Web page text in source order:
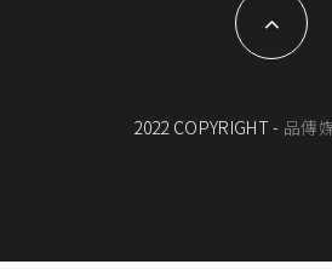
2022 COPYRIGHT - 品傳